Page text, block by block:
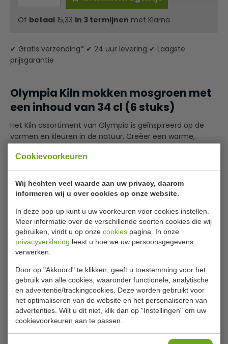
Cookievoorkeuren
Wij hechten veel waarde aan uw privacy, daarom
informeren wij u over cookies op onze website.
In deze pop-up kunt u uw voorkeuren voor cookies instellen.
Meer informatie over de verschillende soorten cookies die wij
gebruiken, vindt u op onze cookies pagina. In onze
privacyverklaring leest u hoe we uw persoonsgegevens
verwerken.
Door op "Akkoord" te klikken, geeft u toestemming voor het
gebruik van alle cookies, waaronder functionele, analytische
en advertentie/trackingcookies. Deze worden gebruikt voor
het optimaliseren van de website en het personaliseren van
advertenties. Wilt u dit niet, klik dan op "Instellingen" om uw
cookievoorkeuren aan te passen.
Of betaal 15,33 in 3 termijnen met Klarna
✔ Gratis verzending* ✔ 24 uur levering ✔ Laagste
prijsgarantie
Olympia Kiln mokken mosgroen met
een inhoud van 34 cl (6 stuks)
Het Kiln assortiment van Olympia is geïnspireerd op de
vormen en kleuren in de natuur. Creëer een warme,
mokken. Elke mok wordt met de hand gedecoreerd met
een speciaal glazuur dat licht uitloopt, waardoor elke stuk
er uniek uitziet.
De randen zijn handbeschilderd
Elk product heeft een unieke afwerking
Vaatwasserbestendig
Lees meer
Specificaties
Model
Inhoud
34 cl
Aantal
6 stuks
Kleur
Mosgroen